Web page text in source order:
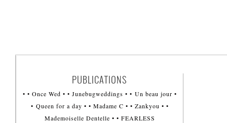
PUBLICATIONS
• • Once Wed • • Junebugweddings • • Un beau jour •
• Queen for a day • • Madame C • • Zankyou • •
Mademoiselle Dentelle • • FEARLESS